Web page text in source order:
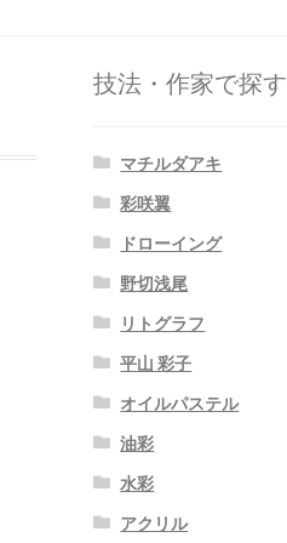
技法・作家で探す
マチルダアキ
彩咲翼
ドローイング
野切浅尾
リトグラフ
平山 彩子
オイルパステル
油彩
水彩
アクリル